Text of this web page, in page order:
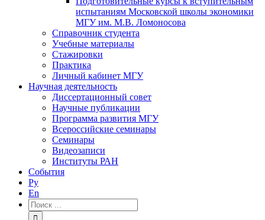
испытаниям Московской школы экономики
МГУ им. М.В. Ломоносова
Справочник студента
Учебные материалы
Стажировки
Практика
Личный кабинет МГУ
Научная деятельность
Диссертационный совет
Научные публикации
Программа развития МГУ
Всероссийские семинары
Семинары
Видеозаписи
Институты РАН
События
Ру
En
Результат
поиска: